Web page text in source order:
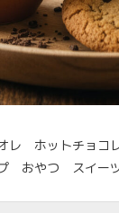
レ ホットチョ
おやつ スイ